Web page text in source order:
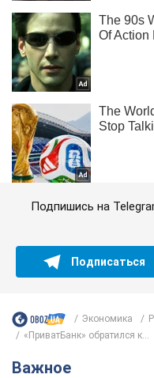
Подпишись на
Подписаться
Экономика
«ПриватБанк» обратился к...
Важное